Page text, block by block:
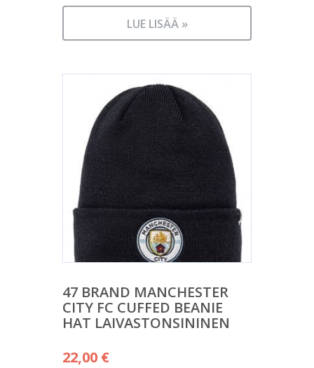
LUE LISÄÄ »
47 BRAND MANCHESTER
CITY FC CUFFED BEANIE
HAT LAIVASTONSININEN
22,00 €